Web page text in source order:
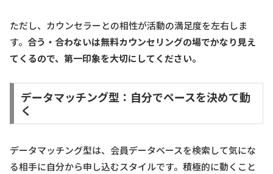
ただし、カウンセラーとの相性が活動の満足度を左右しま
す。 合う・合わないは無料カウンセリングの場でかなり見え
てくるので、第一印象を大切にしてください。
データマッチング型：自分でペースを決めて動
く
データマッチング型は、会員データベースを検索して気にな
る相手に自分から申し込むスタイルです。積極的に動くこと